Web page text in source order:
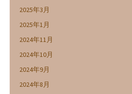
2025年3月
2025年1月
2024年11月
2024年10月
2024年9月
2024年8月